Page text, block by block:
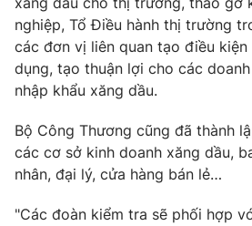
cấp ngày 29/12/2023
Tổng Biên tập:Vũ Thanh Thủy
Phó Tổng Biên tập:
Nguyễn Thị Mỹ
Nguyễn Trọng Ninh
Tổng đài VTV: 024.38 355 931 -
Ðiện thoại Thời báo VTV:024.66 897
Email:toasoan@vtv.vn
Liên hệ quảng cáo:024-7300.7108
nghiệp, Tổ Điều hành thị trường
các đơn vị liên quan tạo điều
dụng, tạo thuận lợi cho các
nhập khẩu xăng dầu.
Bộ Công Thương cũng đã thành
các cơ sở kinh doanh xăng dầu,
nhân, đại lý, cửa hàng bán lẻ…
"Các đoàn kiểm tra sẽ phối hợp